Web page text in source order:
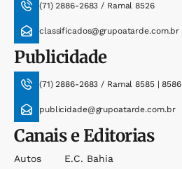
(71) 2886-2683 / Ramal 8526
classificados@grupoatarde.com.br
Publicidade
(71) 2886-2683 / Ramal 8585 | 8586
publicidade@grupoatarde.com.br
Canais e Editorias
Autos
E.c. Bahia